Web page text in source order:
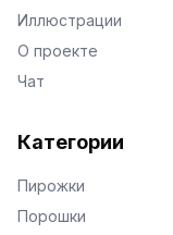
Иллюстрации
О проекте
Чат
Категории
Пирожки
Порошки